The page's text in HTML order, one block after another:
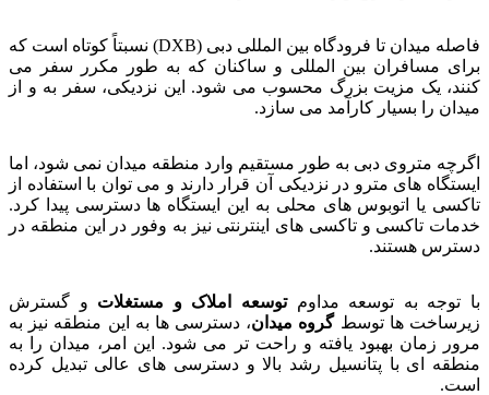
فاصله میدان تا فرودگاه بین المللی دبی (DXB) نسبتاً کوتاه است که
برای مسافران بین المللی و ساکنان که به طور مکرر سفر می
کنند، یک مزیت بزرگ محسوب می شود. این نزدیکی، سفر به و از
میدان را بسیار کارآمد می سازد.
اگرچه متروی دبی به طور مستقیم وارد منطقه میدان نمی شود، اما
ایستگاه های مترو در نزدیکی آن قرار دارند و می توان با استفاده از
تاکسی یا اتوبوس های محلی به این ایستگاه ها دسترسی پیدا کرد.
خدمات تاکسی و تاکسی های اینترنتی نیز به وفور در این منطقه در
دسترس هستند.
با توجه به توسعه مداومتوسعه املاک و مستغلات و گسترش
زیرساخت ها توسطگروه میدان، دسترسی ها به این منطقه نیز به
مرور زمان بهبود یافته و راحت تر می شود. این امر، میدان را به
منطقه ای با پتانسیل رشد بالا و دسترسی های عالی تبدیل کرده
است.